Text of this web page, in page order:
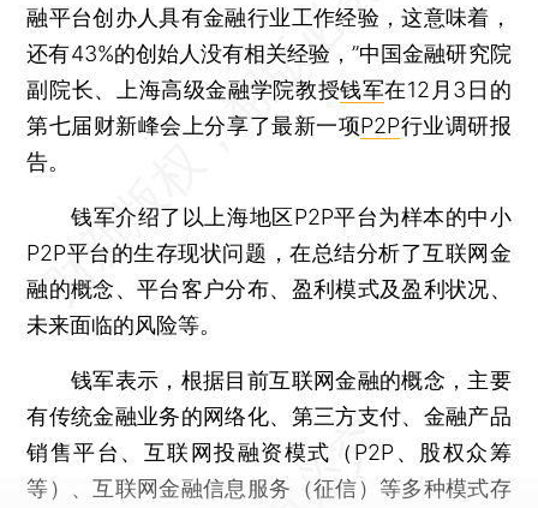
融平台创办人具有金融行业工作经验，这意味着，
还有43%的创始人没有相关经验，”中国金融研究院
副院长、上海高级金融学院教授钱军在12月3日的
第七届财新峰会上分享了最新一项P2P行业调研报
告。
钱军介绍了以上海地区P2P平台为样本的中小
P2P平台的生存现状问题，在总结分析了互联网金
融的概念、平台客户分布、盈利模式及盈利状况、
未来面临的风险等。
钱军表示，根据目前互联网金融的概念，主要
有传统金融业务的网络化、第三方支付、金融产品
销售平台、互联网投融资模式（P2P、股权众筹
等）、互联网金融信息服务（征信）等多种模式存